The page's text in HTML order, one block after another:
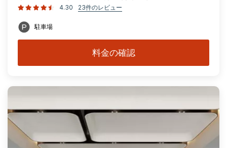
4.30
23件のレビュー
駐車場
料金の確認